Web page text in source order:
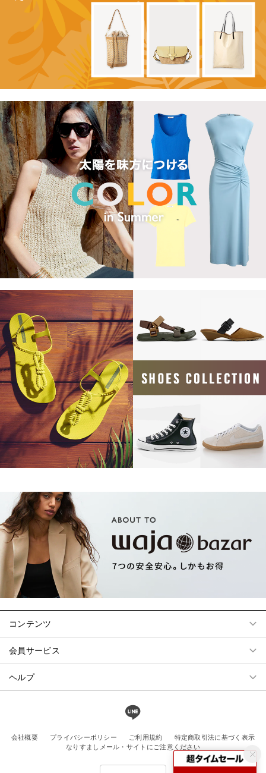
コンテンツ
会員サービス
ヘルプ
会社概要 プライバシーポリシー ご利用規約
特定商取引法に基づく表示
なりすましメール・サイトにご注意ください